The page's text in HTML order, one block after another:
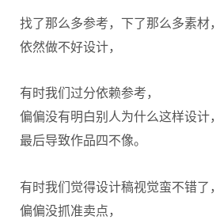
找了那么多参考，下了那么多素材，
依然做不好设计，
有时我们过分依赖参考，
偏偏没有明白别人为什么这样设计，
最后导致作品四不像。
有时我们觉得设计稿视觉蛮不错了，
偏偏没抓准卖点，